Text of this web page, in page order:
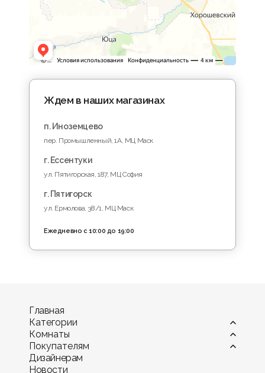
Ждем в наших магазинах
п. Иноземцево
пер. Промышленный, 1A, МЦ Маск
г. Ессентуки
ул. Пятигорская, 187, МЦ София
г. Пятигорск
ул. Ермолова, 38/1, МЦ Маск
Ежедневно с 10:00 до 19:00
Главная
Категории
Витрины
Диваны
Камины
Комнаты
Гостиная
Детская комната
Покупателям
Оплата
Дизайнерам
Новости